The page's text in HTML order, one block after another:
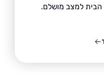
מושלם.